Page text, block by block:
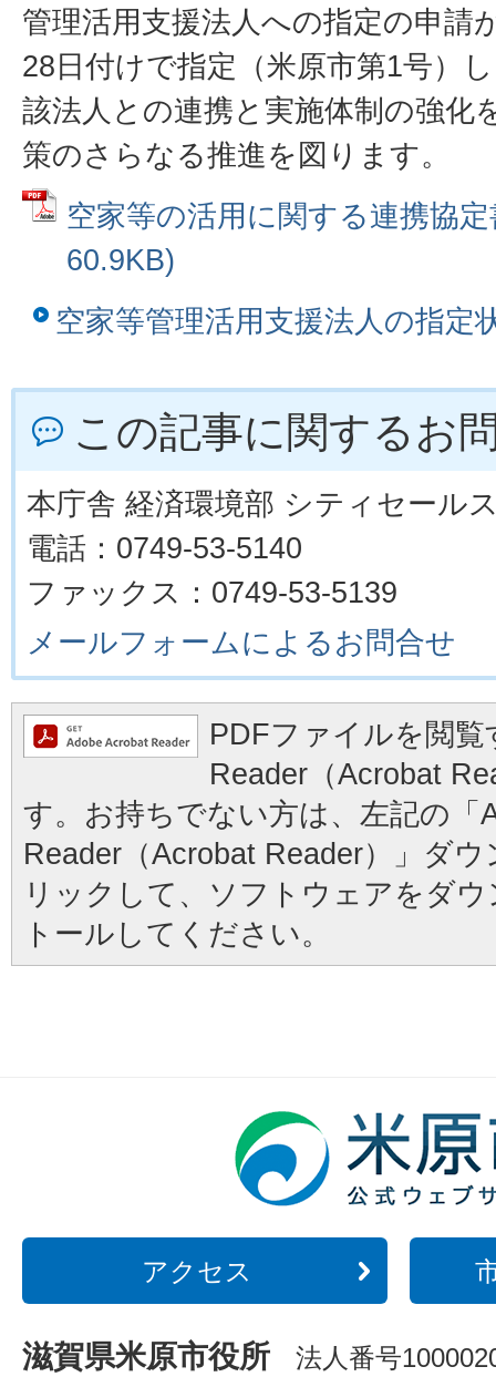
管理活用支援法人への指定の申請
28日付けで指定（米原市第1号）
該法人との連携と実施体制の強化
策のさらなる推進を図ります。
空家等の活用に関する連携協
60.9KB)
空家等管理活用支援法人の指定
この記事に関するお
本庁舎 経済環境部 シティセール
電話：0749-53-5140
ファックス：0749-53-5139
メールフォームによるお問合せ
PDFファイルを閲
Reader（Acrobat
す。お持ちでない方は、左記の「
Reader（Acrobat Reader）」ダ
リックして、ソフトウェアをダ
トールしてください。
アクセス
滋賀県米原市役所 法人番号